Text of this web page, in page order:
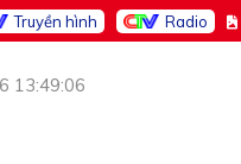
Truyền hình Radio
13:49:06